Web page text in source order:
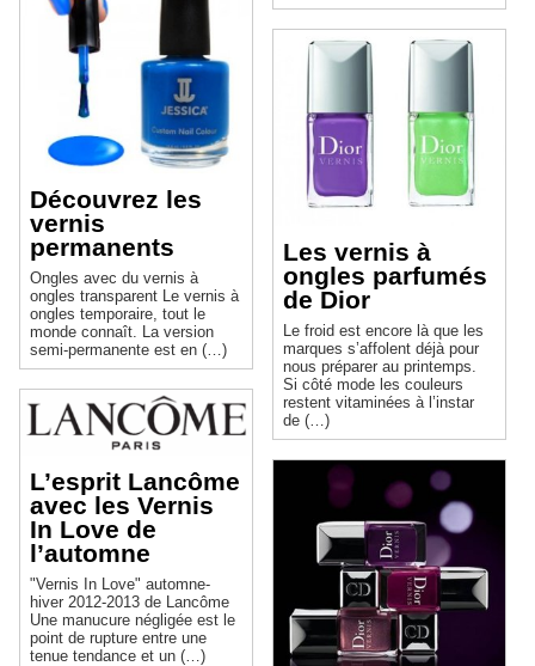
Découvrez les
vernis
permanents
Ongles avec du vernis à
ongles transparent Le vernis à
ongles temporaire, tout le
monde connaît. La version
semi-permanente est en (…)
L’esprit Lancôme
avec les Vernis
In Love de
l’automne
"Vernis In Love" automne-
hiver 2012-2013 de Lancôme
Une manucure négligée est le
point de rupture entre une
tenue tendance et un (…)
Les vernis à
ongles parfumés
de Dior
Le froid est encore là que les
marques s’affolent déjà pour
nous préparer au printemps.
Si côté mode les couleurs
restent vitaminées à l’instar
de (…)